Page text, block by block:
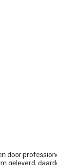
door
geleverd,